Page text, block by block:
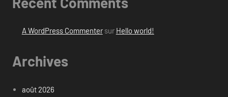
A WordPress Commentersur Hello world!
Archives
août 2026